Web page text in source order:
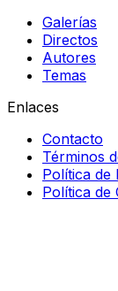
Galerías
Directos
Autores
Temas
Enlaces
Contacto
Términos
Política de
Política de